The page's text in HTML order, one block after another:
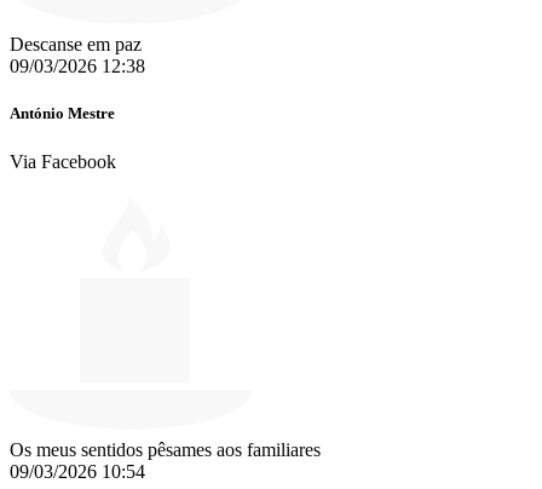
Descanse em paz
09/03/2026 12:38
António Mestre
Via Facebook
Os meus sentidos pêsames aos familiares
09/03/2026 10:54